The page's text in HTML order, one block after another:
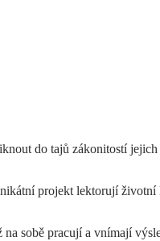
do tajů zákonitostí jejich
projekt lektorují
sobě pracují a vnímají